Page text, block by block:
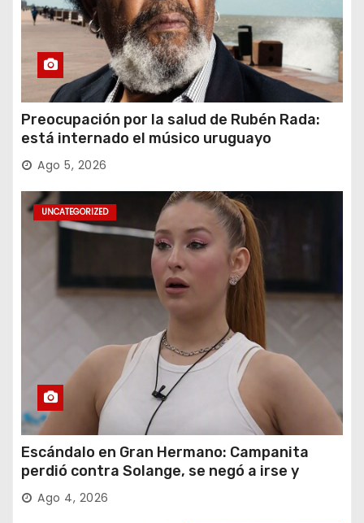
Preocupación por la salud de Rubén Rada:
está internado el músico uruguayo
Ago 5, 2026
UNCATEGORIZED
Escándalo en Gran Hermano: Campanita
perdió contra Solange, se negó a irse y
desafió al Big
Ago 4, 2026